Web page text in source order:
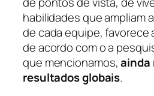
habilidades que ampliam
de cada equipe, favorece
de acordo com o a
que mencionamos,ainda
resultados globais.